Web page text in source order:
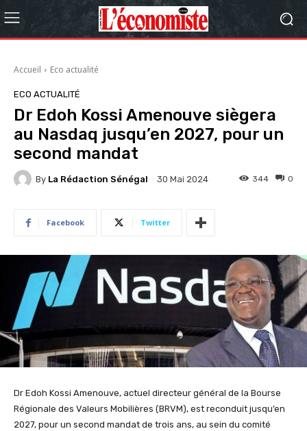
Accueil Eco actualité
ECO ACTUALITÉ
Dr Edoh Kossi Amenouve siègera
au Nasdaq jusqu’en 2027, pour un
second mandat
By La Rédaction Sénégal 30 Mai 2024 0
344
Facebook Twitter
Dr Edoh Kossi Amenouve, actuel directeur général de la Bourse
Régionale des Valeurs Mobilières (BRVM), est reconduit jusqu’en
2027, pour un second mandat de trois ans, au sein du comité